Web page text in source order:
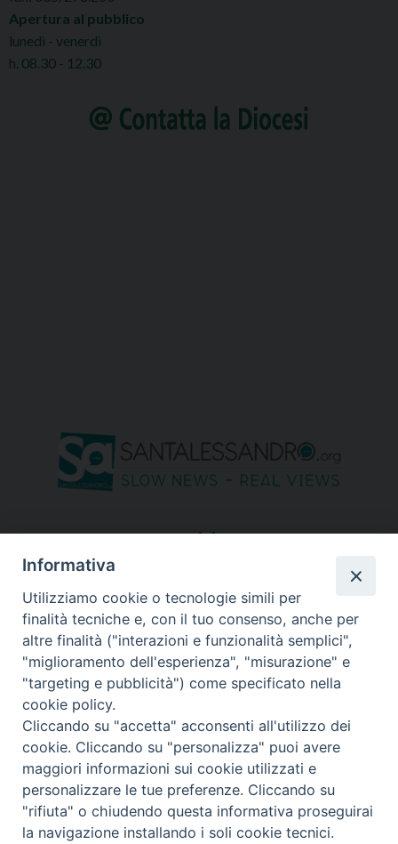
Apertura al pubblico
lunedì - venerdì
h. 08.30 - 12.30
seguici su
Copyright © 2026 Diocesi di Bergamo - C. F. 01072200163 - Tutti i
Informativa
Utilizziamo cookie o tecnologie simili per
finalità tecniche e, con il tuo consenso, anche per
altre finalità ("interazioni e funzionalità semplici",
"miglioramento dell'esperienza", "misurazione" e
"targeting e pubblicità") come specificato nella
cookie policy.
Cliccando su "accetta" acconsenti all'utilizzo dei
cookie. Cliccando su "personalizza" puoi avere
maggiori informazioni sui cookie utilizzati e
personalizzare le tue preferenze. Cliccando su
"rifiuta" o chiudendo questa informativa proseguirai
la navigazione installando i soli cookie tecnici.